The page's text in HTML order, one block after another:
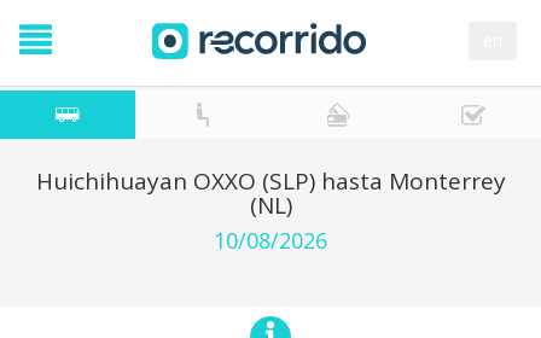
Huichihuayan OXXO (SLP) hasta Monterrey
(NL)
10/08/2026